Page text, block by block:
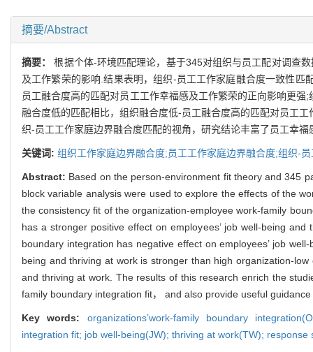
摘要/Abstract
摘要：根据个体-环境匹配理论，基于345对组织与员工配对调查
及工作繁荣的影响.结果表明，组织-员工工作家庭融合度一致性
员工融合度高的匹配对员工工作幸福感及工作繁荣的正向影响更
融合度低的匹配相比，组织融合度低-员工融合度高的匹配对员工
织-员工工作家庭边界融合度匹配的视角，研究结论丰富了员工幸
关键词: 组织工作家庭边界融合度;员工工作家庭边界融合度;组织-
Abstract: Based on the person-environment fit theory and 345
block variable analysis were used to explore the effects of the
the consistency fit of the organization-employee work-family
has a stronger positive effect on employees’ job well-being
boundary integration has negative effect on employees’ job
being and thriving at work is stronger than high organization-
and thriving at work. The results of this research enrich the
family boundary integration fit， and also provide useful
Key words: organizations’work-family boundary
integration fit; job well-being(JW); thriving at work(TW); response